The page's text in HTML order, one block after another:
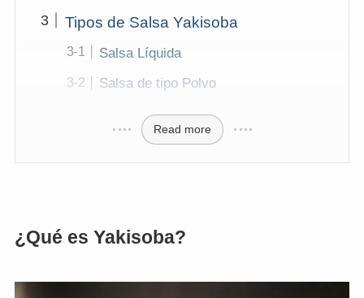
Tipos de Salsa Yakisoba
Salsa Líquida
Salsa de tipo Polvo
Read more
¿Qué es Yakisoba?